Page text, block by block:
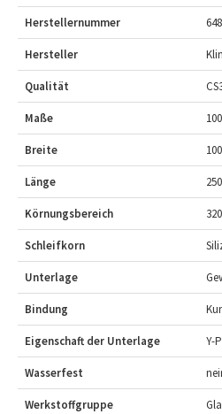
Herstellernummer
Hersteller
Qualität
Maße
Breite 100
Länge
Körnungsbereich 320
Schleifkorn
Unterlage
Bindung
Eigenschaft der Unterlage Y-
Wasserfest
Werkstoffgruppe